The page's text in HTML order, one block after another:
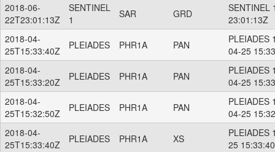
2018-06-
22T23:01:13Z
SENTINEL
1
SAR GRD
SENTINEL
23:01:13Z
2018-04-
25T15:33:40Z
PLEIADES PHR1A PAN
PLEIADES
04-25
2018-04-
25T15:33:20Z
PLEIADES PHR1A PAN
PLEIADES
04-25
2018-04-
25T15:32:50Z
PLEIADES PHR1A PAN
PLEIADES
04-25
2018-04-
25T15:33:40Z
PLEIADES PHR1A XS
PLEIADES
25